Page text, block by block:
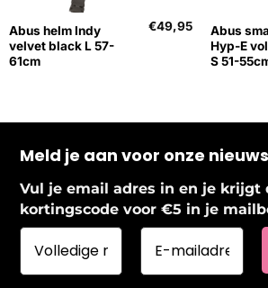
Abus helm Indy
velvet black L 57-
61cm
€49,95
Abus
Hyp-E
S 51-
Meld je aan voor onze
Vul je email adres in en je krijgt
kortingscode voor €5 in je